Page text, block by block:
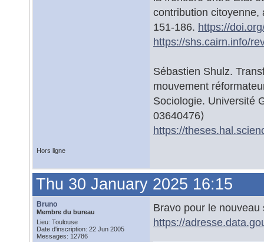
contribution citoyenne,
151-186. https://
https://shs.cairn.info/
Sébastien Shulz.
mouvement
Sociologie. Université
03640476⟩
https://
Hors ligne
Thu 30 January 2025 16:15
Bruno
Membre du bureau
Lieu: Toulouse
Date d'inscription: 22 Jun 2005
Messages: 12786
Bravo pour le nouveau
https://